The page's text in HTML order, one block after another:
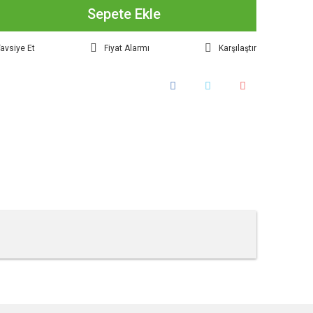
Sepete Ekle
Et Fiyat Alarmı Karşılaştır